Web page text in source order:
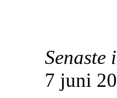
Senaste
7 juni